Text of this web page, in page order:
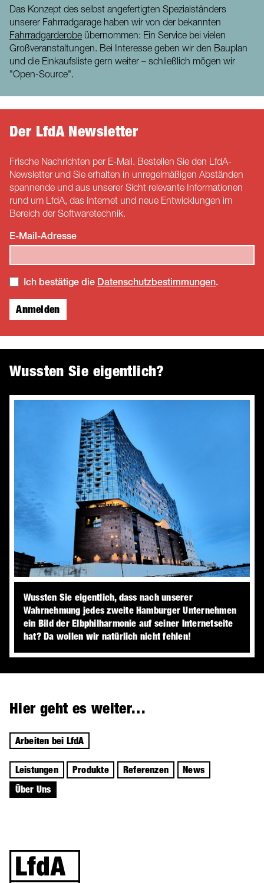
Das Konzept des selbst angefertigten Spezialständers
unserer Fahrradgarage haben wir von der bekannten
Fahrradgarderobe übernommen: Ein Service bei vielen
Großveranstaltungen. Bei Interesse geben wir den Bauplan
und die Einkaufsliste gern weiter – schließlich mögen wir
"Open-Source".
Der LfdA Newsletter
Frische Nachrichten per E-Mail. Bestellen Sie den LfdA-
Newsletter und Sie erhalten in unregelmäßigen Abständen
spannende und aus unserer Sicht relevante Informationen
rund um LfdA, das Internet und neue Entwicklungen im
Bereich der Softwaretechnik.
E-Mail-Adresse
Ich bestätige die Datenschutzbestimmungen.
Anmelden
Wussten Sie eigentlich?
Wussten Sie eigentlich, dass nach unserer
Wahrnehmung jedes zweite Hamburger Unternehmen
ein Bild der Elbphilharmonie auf seiner Internetseite
hat? Da wollen wir natürlich nicht fehlen!
Hier geht es weiter…
Arbeiten bei LfdA
Leistungen Produkte Referenzen
News
Über Uns